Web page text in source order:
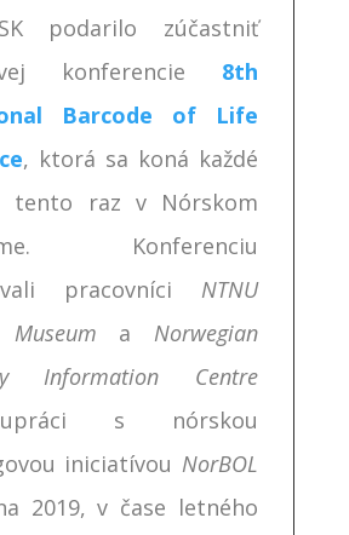
podarilo zúčastniť
konferencie 8th
Barcode of Life
, ktorá sa koná každé
tento raz v Nórskom
Konferenciu
pracovníci NTNU
a Norwegian
Information Centre
s nórskou
iniciatívou NorBOL
2019, v čase letného